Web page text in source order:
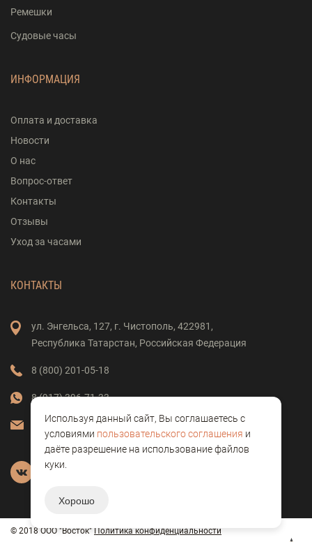
Ремешки
Судовые часы
ИНФОРМАЦИЯ
Оплата и доставка
Новости
О нас
Вопрос-ответ
Контакты
Отзывы
Уход за часами
КОНТАКТЫ
ул. Энгельса, 127, г. Чистополь, 422981,
Республика Татарстан, Российская Федерация
8 (800) 201-05-18
8 (917) 396-71-33
vostok-clock@mail.ru
© 2018 ООО "Восток" Политика конфиденциальности
Используя данный сайт, Вы соглашаетесь с
условиями пользовательского соглашения и
даёте разрешение на использование файлов
куки.
Хорошо